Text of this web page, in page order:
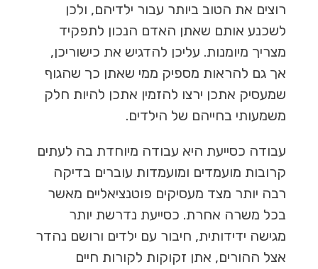
רוצים את הטוב ביותר עבור ילדיהם, ולכן
לשכנע אותם שאתן האדם הנכון לתפקיד
מצריך מיומנות. עליכן להדגיש את כישוריכן,
אך גם להראות מספיק ממי שאתן כך שהגוף
שמעסיק אתכן ירצו להזמין אתכן להיות חלק
משמעותי בחייהם של הילדים.
עבודה כסייעת היא עבודה מיוחדת בה לעתים
קרובות מועמדים ומועמדות עוברים בדיקה
רבה יותר מצד מעסיקים פוטנציאליים מאשר
בכל משרה אחרת. כסייעת נדרשת יותר
מגישה ידידותית, חיבור עם ילדים ורושם נהדר
אצל ההורים, אתן זקוקות לקורות חיים